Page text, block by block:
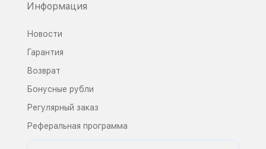
Информация
Новости
Гарантия
Возврат
Бонусные рубли
Регулярный заказ
Реферальная программа